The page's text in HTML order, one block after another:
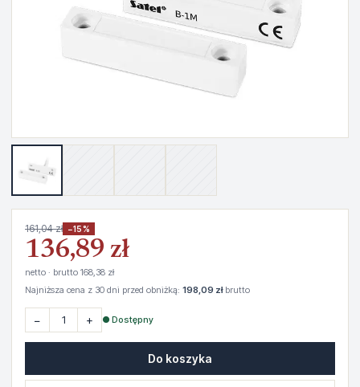
161,04 zł −15%
136,89 zł
netto · brutto 168,38 zł
Najniższa cena z 30 dni przed obniżką: 198,09 złbrutto
− + ● Dostępny
Do koszyka